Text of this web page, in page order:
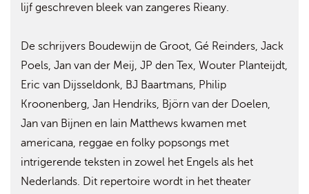
lijf geschreven bleek van zangeres Rieany.
De schrijvers Boudewijn de Groot, Gé Reinders, Jack
Poels, Jan van der Meij, JP den Tex, Wouter Planteijdt,
Eric van Dijsseldonk, BJ Baartmans, Philip
Kroonenberg, Jan Hendriks, Björn van der Doelen,
Jan van Bijnen en Iain Matthews kwamen met
americana, reggae en folky popsongs met
intrigerende teksten in zowel het Engels als het
Nederlands. Dit repertoire wordt in het theater